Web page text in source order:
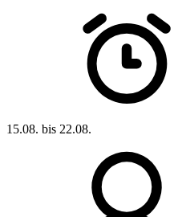
15.08. bis 22.08.